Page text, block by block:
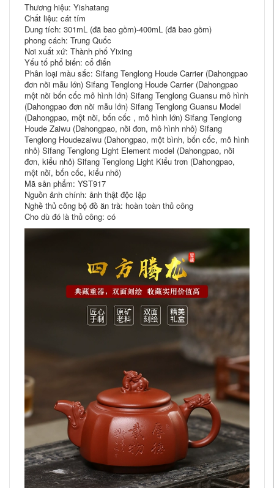
Thương hiệu: Yishatang
Chất liệu: cát tím
Dung tích: 301mL (đã bao gồm)-400mL (đã bao gồm)
phong cách: Trung Quốc
Nơi xuất xứ: Thành phố Yixing
Yếu tố phổ biến: cổ điển
Phân loại màu sắc: Sifang Tenglong Houde Carrier (Dahongpao
đơn nồi mẫu lớn) Sifang Tenglong Houde Carrier (Dahongpao
một nồi bốn cốc mô hình lớn) Sifang Tenglong Guansu mô hình
(Dahongpao đơn nồi mẫu lớn) Sifang Tenglong Guansu Model
(Dahongpao, một nồi, bốn cốc , mô hình lớn) Sifang Tenglong
Houde Zaiwu (Dahongpao, nồi đơn, mô hình nhỏ) Sifang
Tenglong Houdezaiwu (Dahongpao, một bình, bốn cốc, mô hình
nhỏ) Sifang Tenglong Light Element model (Dahongpao, nồi
đơn, kiểu nhỏ) Sifang Tenglong Light Kiểu trơn (Dahongpao,
một nồi, bốn cốc, kiểu nhỏ)
Mã sản phẩm: YST917
Nguồn ảnh chính: ảnh thật độc lập
Nghề thủ công bộ đồ ăn trà: hoàn toàn thủ công
Cho dù đó là thủ công: có